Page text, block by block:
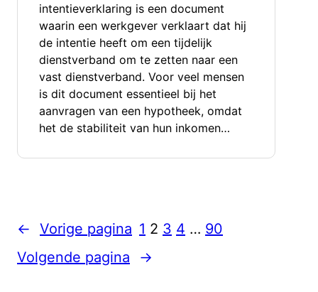
intentieverklaring is een document
waarin een werkgever verklaart dat hij
de intentie heeft om een tijdelijk
dienstverband om te zetten naar een
vast dienstverband. Voor veel mensen
is dit document essentieel bij het
aanvragen van een hypotheek, omdat
het de stabiliteit van hun inkomen…
← Vorige pagina 1 2 3 4 … 90
Volgende pagina
→